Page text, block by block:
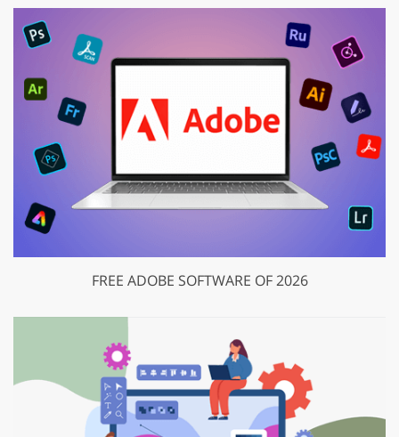
FREE ADOBE SOFTWARE OF 2026